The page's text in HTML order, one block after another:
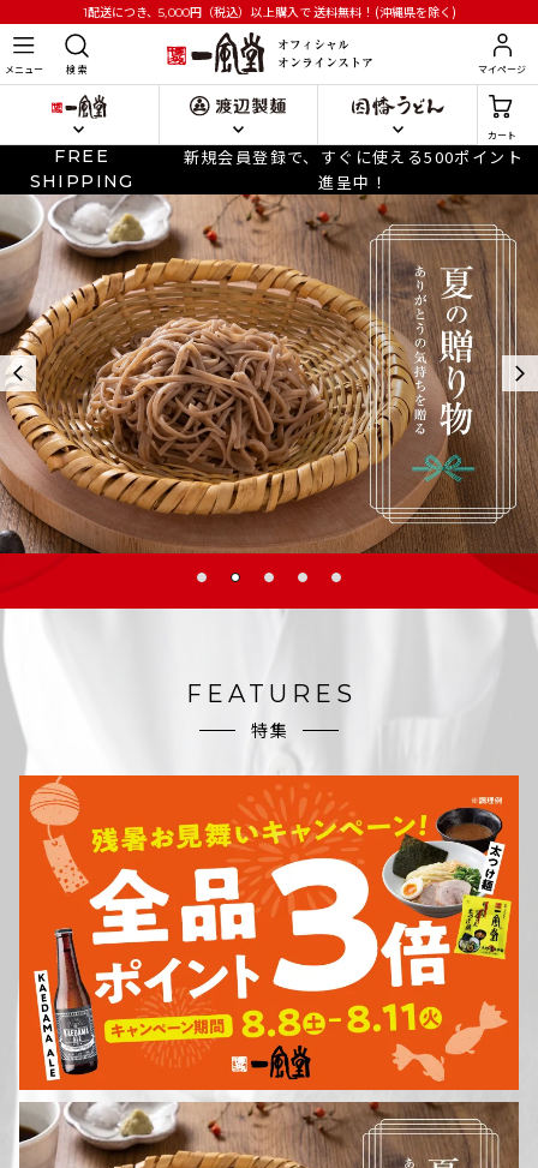
1配送につき、5,000円 （税込）以上購入で送料無料！(沖縄県を除く)
メニュー 検 索 マイページ
カート
FREE
SHIPPING
新規会員登録で、すぐに使える500ポイント
進呈中！
FEATURES
特集